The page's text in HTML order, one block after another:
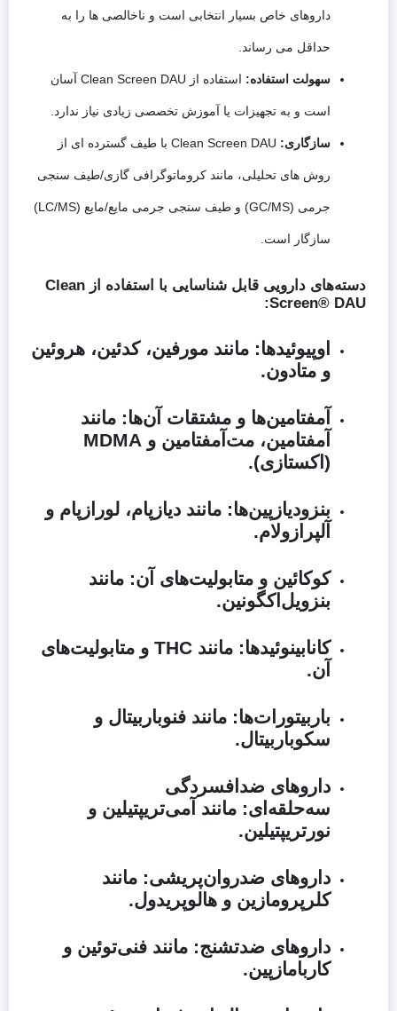
داروهای خاص بسیار انتخابی است و ناخالصی ها را به
حداقل می رساند.
سهولت استفاده: استفاده از Clean Screen DAU آسان
است و به تجهیزات یا آموزش تخصصی زیادی نیاز ندارد.
سازگاری: Clean Screen DAU با طیف گسترده ای از
روش های تحلیلی، مانند کروماتوگرافی گازی/طیف سنجی
جرمی (GC/MS) و طیف سنجی جرمی مایع/مایع (LC/MS)
سازگار است.
دسته‌های دارویی قابل شناسایی با استفاده از Clean
Screen® DAU:
اوپیوئیدها: مانند مورفین، کدئین، هروئین
و متادون.
آمفتامین‌ها و مشتقات آن‌ها: مانند
آمفتامین، مت‌آمفتامین و MDMA
(اکستازی).
بنزودیازپین‌ها: مانند دیازپام، لورازپام و
آلپرازولام.
کوکائین و متابولیت‌های آن: مانند
بنزویل‌اکگونین.
کانابینوئیدها:
مانند THC و متابولیت‌های
آن.
باربیتورات‌ها: مانند فنوباربیتال و
سکوباربیتال.
داروهای ضدافسردگی
سه‌حلقه‌ای: مانند آمی‌تریپتیلین و
نورتریپتیلین.
داروهای ضدروان‌پریشی: مانند
کلرپرومازین و هالوپریدول.
داروهای ضدتشنج: مانند فنی‌توئین و
کاربامازپین.